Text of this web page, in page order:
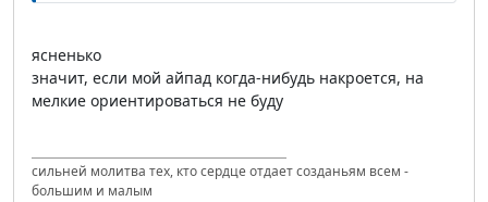
ясненько
значит, если мой айпад когда-нибудь накроется, на
мелкие ориентироваться не буду
сильней молитва тех, кто сердце отдает созданьям всем -
большим и малым